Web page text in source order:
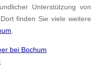
Unterstützung von
finden Sie viele weitere
.
bei Bochum